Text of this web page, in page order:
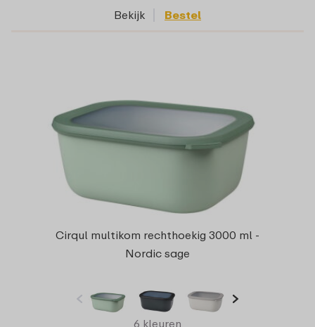
Bekijk Bestel
Cirqul multikom rechthoekig 3000 ml -
Nordic sage
6 kleuren